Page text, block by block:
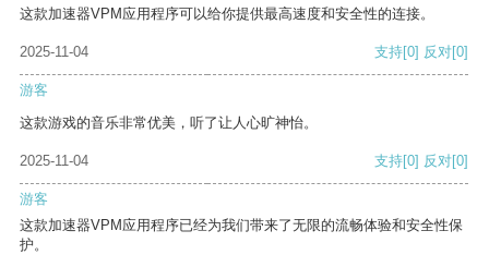
这款加速器VPM应用程序可以给你提供最高速度和安全性的连接。
2025-11-04 支持[0] 反对[0]
游客
这款游戏的音乐非常优美，听了让人心旷神怡。
2025-11-04 支持[0] 反对[0]
游客
这款加速器VPM应用程序已经为我们带来了无限的流畅体验和安全性保
护。